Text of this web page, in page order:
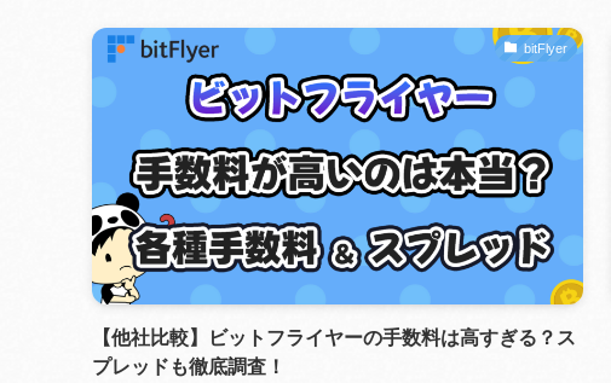
bitFlyer
【他社比較】ビットフライヤーの手数料は高すぎる？ス
プレッドも徹底調査！